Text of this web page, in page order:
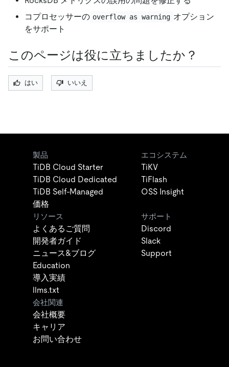
コプロセッサーの overflow as warning オプション
をサポート
このページは役に立ちましたか？
はい いいえ
製品
TiDB Cloud Starter
TiDB Cloud Dedicated
TiDB Self-Managed
価格
エコシステム
TiKV
TiFlash
OSS Insight
リソース
よくあるご質問
開発者ガイド
ニュース&ブログ
Education
導入実績
llms.txt
サポート
Discord
Slack
Support
会社関連
会社概要
キャリア
お問い合わせ